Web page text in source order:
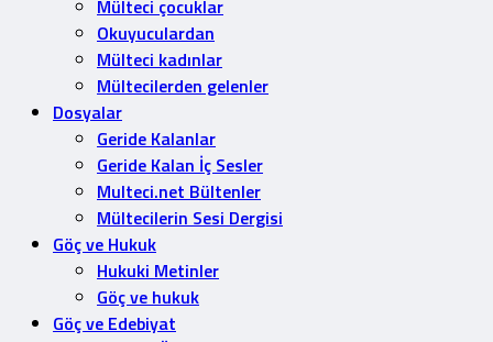
Mülteci çocuklar
Okuyuculardan
Mülteci kadınlar
Mültecilerden gelenler
Dosyalar
Geride Kalanlar
Geride Kalan İç Sesler
Multeci.net Bültenler
Mültecilerin Sesi Dergisi
Göç ve Hukuk
Hukuki Metinler
Göç ve hukuk
Göç ve Edebiyat